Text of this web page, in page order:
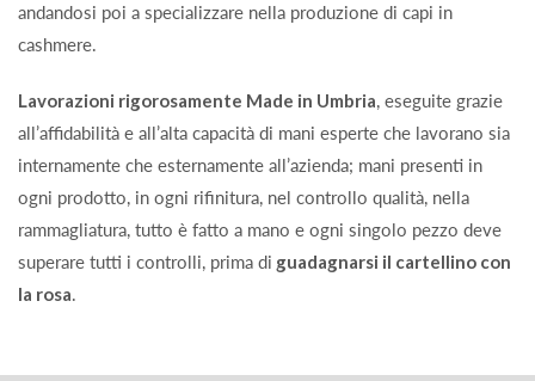
andandosi poi a specializzare nella produzione di capi in
cashmere.
Lavorazioni rigorosamente Made in Umbria, eseguite grazie
all’affidabilità e all’alta capacità di mani esperte che lavorano sia
internamente che esternamente all’azienda; mani presenti in
ogni prodotto, in ogni rifinitura, nel controllo qualità, nella
rammagliatura, tutto è fatto a mano e ogni singolo pezzo deve
superare tutti i controlli, prima di guadagnarsi il cartellino con
la rosa.